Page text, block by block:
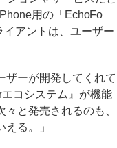
用の「EchoFo
アントは、ユーザー
ーが開発してくれて
コシステム』が機能
と発売されるのも、
る。」